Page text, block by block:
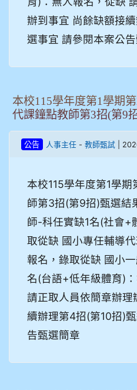
辦到事宜 尚餘缺額接
選事宜 請參閱本案公
本校115學年度第1學期
代課鐘點教師第3招(第9
公告 人事主任- 教師甄試|
本校115學年度第1學
師第3招(第9招)甄選結
師-科任實缺1名(社會+
取從缺 國小專任輔導
報名，錄取從缺 國小
名(台語+低年級體育)
請正取人員依簡章辦理
續辦理第4招(第10招)
告甄選簡章